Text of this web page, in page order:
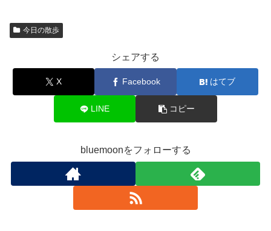
今日の散歩
シェアする
X Facebook はてブ
LINE コピー
bluemoonをフォローする